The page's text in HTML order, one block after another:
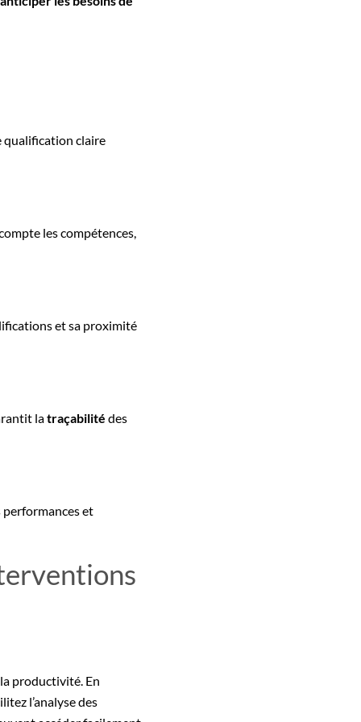
qualification claire
les compétences,
et sa proximité
latraçabilité des
et
productivité. En
l’analyse des